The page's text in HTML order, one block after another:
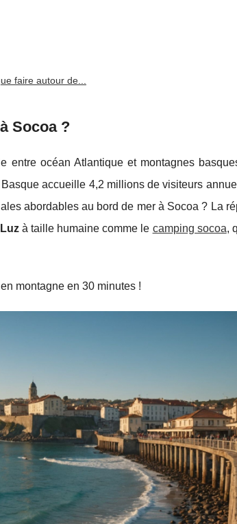
faire autour de...
Socoa ?
entre océan Atlantique et montagnes
accueille 4,2 millions de visiteurs
abordables au bord de mer à Socoa ? La
à taille humaine comme le camping socoa,
montagne en 30 minutes !